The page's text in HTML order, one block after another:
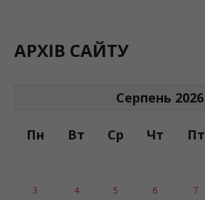
АРХІВ САЙТУ
Серпень 2026
Пн Вт Ср Чт Пт
3 4 5 6 7